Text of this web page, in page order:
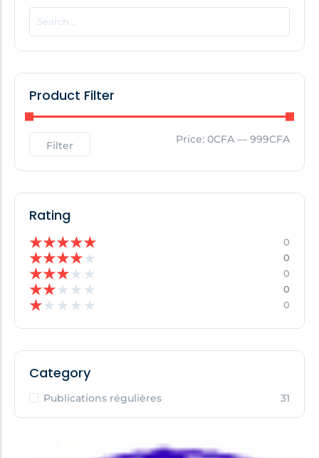
POPULAR THIS WEEK
No Posts Found!
No Posts Found!
Product Filter
Filter Price: 0CFA — 999CFA
Rating
★★★★★ 0
★★★★★ 0
★★★★ ★ 0
★★★ ★ ★ 0
★★ ★ ★ ★ 0
Category
Publications régulières 31